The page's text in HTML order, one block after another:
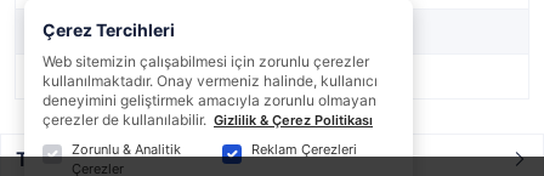
Marka
Stok Durumu
Var
Taksit / Ödeme Seçenekleri
Çerez Tercihleri
Web sitemizin çalışabilmesi için zorunlu çerezler
kullanılmaktadır. Onay vermeniz halinde, kullanıcı
deneyimini geliştirmek amacıyla zorunlu olmayan
çerezler de kullanılabilir. Gizlilik & Çerez Politikası
Zorunlu & Analitik
Çerezler
Reklam Çerezleri